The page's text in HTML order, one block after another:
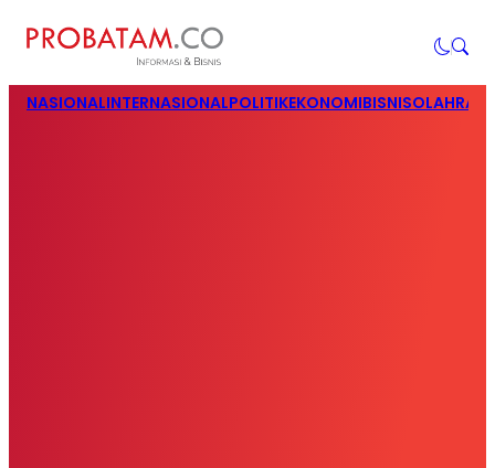
NASIONALINTERNASIONALPOLITIKEKONOMIBISNIS